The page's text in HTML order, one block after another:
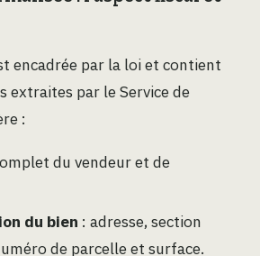
encadrée par la loi et contient
extraites par le Service de
:
du vendeur et de
du bien : adresse, section
de parcelle et surface.